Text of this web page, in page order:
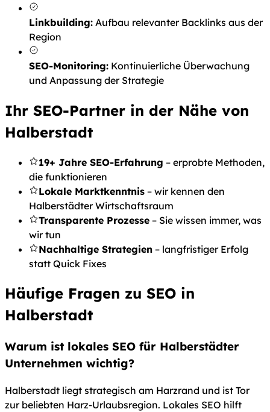
Linkbuilding: Aufbau relevanter Backlinks aus der
Region
SEO-Monitoring: Kontinuierliche Überwachung
und Anpassung der Strategie
Ihr SEO-Partner in der Nähe von
Halberstadt
19+ Jahre SEO-Erfahrung – erprobte Methoden,
die funktionieren
Lokale Marktkenntnis – wir kennen den
Halberstädter Wirtschaftsraum
Transparente Prozesse – Sie wissen immer, was
wir tun
Nachhaltige Strategien – langfristiger Erfolg
statt Quick Fixes
Häufige Fragen zu SEO in
Halberstadt
Warum ist lokales SEO für Halberstädter
Unternehmen wichtig?
Halberstadt liegt strategisch am Harzrand und ist Tor
zur beliebten Harz-Urlaubsregion. Lokales SEO hilft